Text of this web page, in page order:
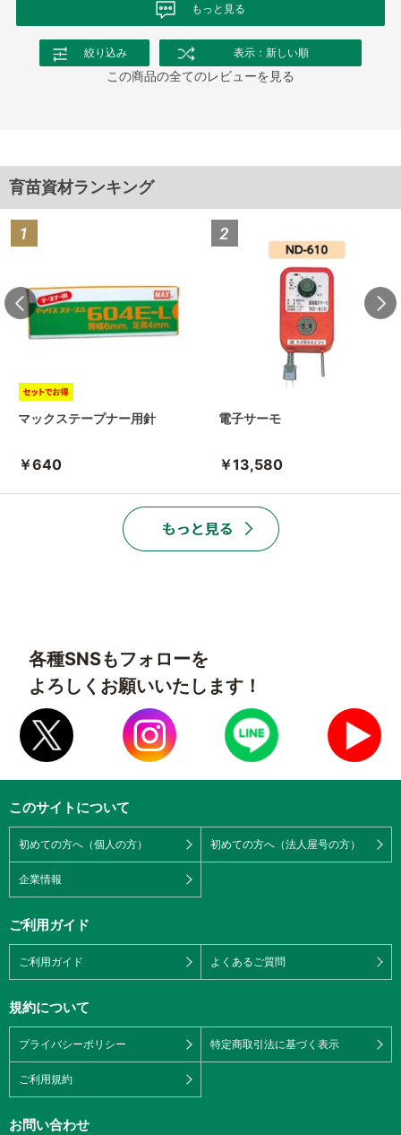
もっと見る
絞り込み 表示：新しい順
この商品の全てのレビューを見る
育苗資材ランキング
マックステープナー用針
￥640
電子サーモ
￥13,580
各種SNSもフォローを
よろしくお願いいたします！
このサイトについて
初めての方へ（個人の方） 初めての方へ（法人屋号の方）
企業情報
ご利用ガイド
ご利用ガイド よくあるご質問
規約について
プライバシーポリシー 特定商取引法に基づく表示
ご利用規約
お問い合わせ